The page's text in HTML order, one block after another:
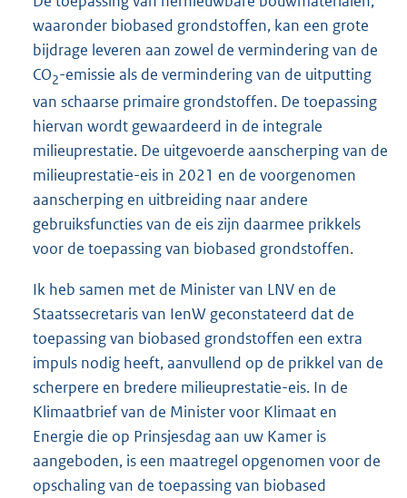
waaronder biobased grondstoffen, kan een grote
bijdrage leveren aan zowel de vermindering van de
CO2-emissie als de vermindering van de uitputting
van schaarse primaire grondstoffen. De toepassing
hiervan wordt gewaardeerd in de integrale
milieuprestatie. De uitgevoerde aanscherping van de
milieuprestatie-eis in 2021 en de voorgenomen
aanscherping en uitbreiding naar andere
gebruiksfuncties van de eis zijn daarmee prikkels
voor de toepassing van biobased grondstoffen.
Ik heb samen met de Minister van LNV en de
Staatssecretaris van IenW geconstateerd dat de
toepassing van biobased grondstoffen een extra
impuls nodig heeft, aanvullend op de prikkel van de
scherpere en bredere milieuprestatie-eis. In de
Klimaatbrief van de Minister voor Klimaat en
Energie die op Prinsjesdag aan uw Kamer is
aangeboden, is een maatregel opgenomen voor de
opschaling van de toepassing van biobased